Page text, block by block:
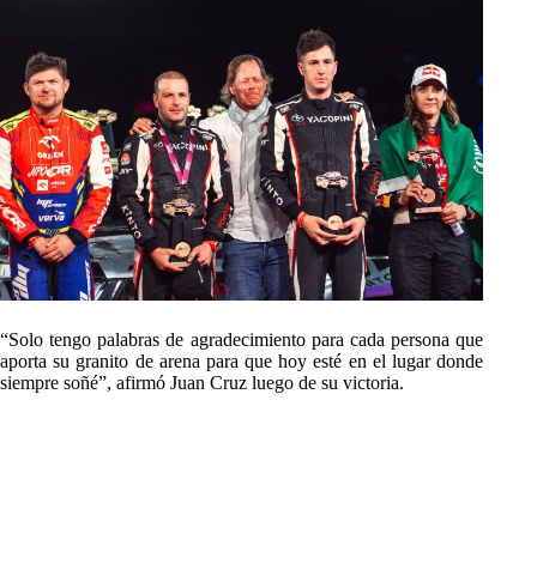
“Solo tengo palabras de agradecimiento para cada persona que
aporta su granito de arena para que hoy esté en el lugar donde
siempre soñé”, afirmó Juan Cruz luego de su victoria.